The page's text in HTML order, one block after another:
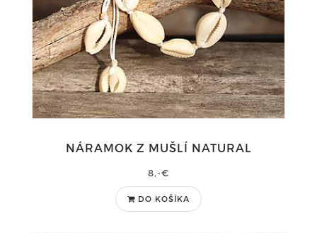
NÁRAMOK Z MUŠLÍ NATURAL
8,-€
DO KOŠÍKA